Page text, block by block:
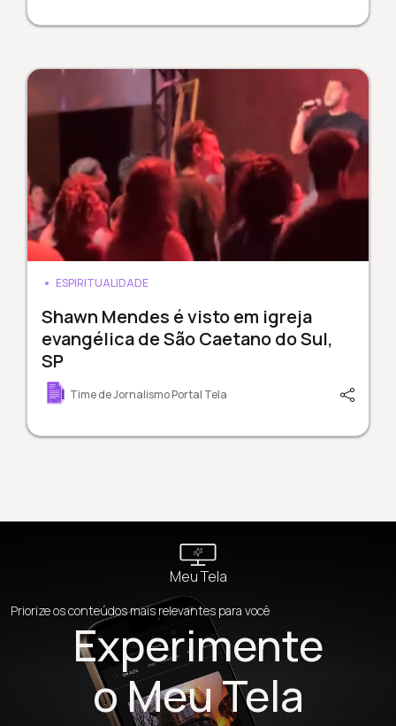
ESPIRITUALIDADE
Shawn Mendes é visto em igreja
evangélica de São Caetano do Sul,
SP
Time de Jornalismo Portal Tela
Meu Tela
Priorize os conteúdos mais relevantes para você
Experimente
o Meu Tela